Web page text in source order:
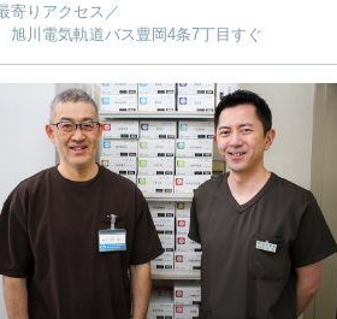
寄りアクセス／
旭川電気軌道バス豊岡4条7丁目すぐ